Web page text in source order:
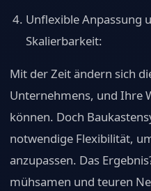
Unflexible Anpassung
Skalierbarkeit:
Mit der Zeit ändern sich
Unternehmens, und Ihre
können. Doch
notwendige Flexibilität,
anzupassen. Das
mühsamen und teuren